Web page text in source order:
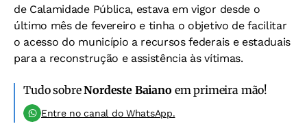
de Calamidade Pública, estava em vigor desde o
último mês de fevereiro e tinha o objetivo de facilitar
o acesso do município a recursos federais e estaduais
para a reconstrução e assistência às vítimas.
Tudo sobreNordeste Baiano em primeira mão!
Entre no canal do WhatsApp.